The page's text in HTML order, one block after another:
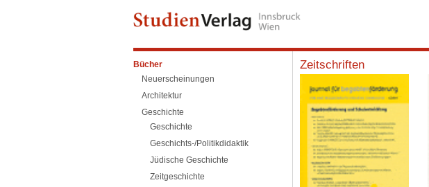
Bücher
Neuerscheinungen
Architektur
Geschichte
Geschichte
Geschichts-/Politikdidaktik
Jüdische Geschichte
Zeitgeschichte
Zeitschriften